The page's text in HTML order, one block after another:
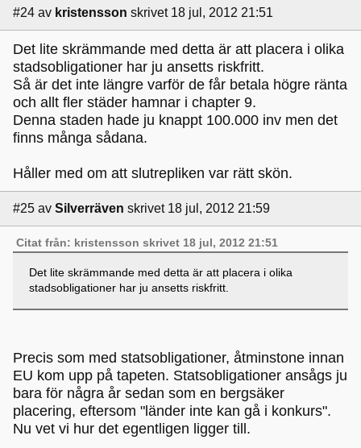
#24 av kristensson skrivet 18 jul, 2012 21:51
Det lite skrämmande med detta är att placera i olika
stadsobligationer har ju ansetts riskfritt.
Så är det inte längre varför de får betala högre ränta
och allt fler städer hamnar i chapter 9.
Denna staden hade ju knappt 100.000 inv men det
finns många sådana.
Håller med om att slutrepliken var rätt skön.
#25 av Silverräven skrivet 18 jul, 2012 21:59
Citat från: kristensson skrivet 18 jul, 2012 21:51
Det lite skrämmande med detta är att placera i olika
stadsobligationer har ju ansetts riskfritt.
Precis som med statsobligationer, åtminstone innan
EU kom upp på tapeten. Statsobligationer ansågs ju
bara för några år sedan som en bergsäker
placering, eftersom "länder inte kan gå i konkurs".
Nu vet vi hur det egentligen ligger till.